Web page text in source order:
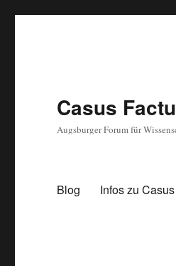
Casus
Augsburger Forum für
Blog Infos zu